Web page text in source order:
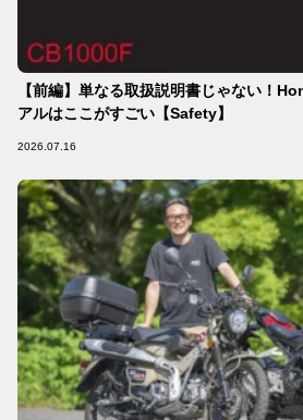
【前編】単なる取扱説明書じゃない！
アルはここがすごい【Safety】
2026.07.16